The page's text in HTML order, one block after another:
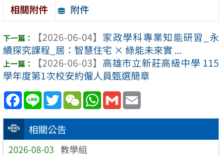
相關公告
2026-08-03 教學組
相關附件
附件
【2026-06-04】 家政學科專業知能研習_永
續探究課程_居：智慧住宅 × 綠能未來實 ...
【2026-06-03】 高雄市立新莊高級中學 115
學年度第1次校安約僱人員甄選簡章
Facebook
Line TwitterWeChatWhatsApp
Gmail